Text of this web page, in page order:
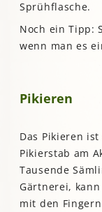
Sprühflasche.
Noch ein Tipp:
wenn man es
Pikieren
Das Pikieren
Pikierstab am
Tausende
Gärtnerei,
mit den